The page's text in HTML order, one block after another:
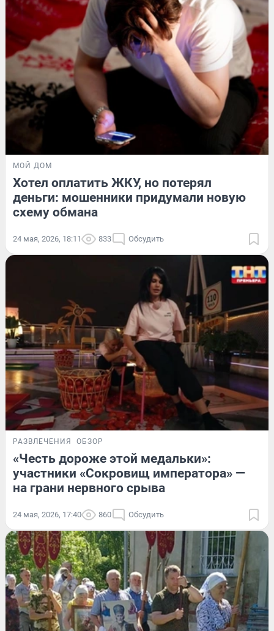
МОЙ ДОМ
Хотел оплатить ЖКУ, но потерял
деньги: мошенники придумали новую
схему обмана
24 мая, 2026, 18:11 833 Обсудить
РАЗВЛЕЧЕНИЯ ОБЗОР
«Честь дороже этой медальки»:
участники «Сокровищ императора» —
на грани нервного срыва
24 мая, 2026, 17:40 860 Обсудить